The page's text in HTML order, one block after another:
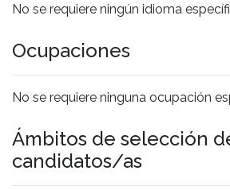
No se requiere ningún idioma
Ocupaciones
No se requiere ninguna ocupación
Ámbitos de selección
candidatos/as